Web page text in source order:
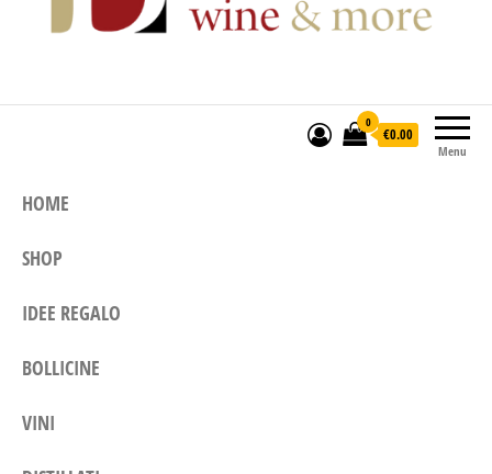
Menu
0
€0.00
HOME
SHOP
IDEE REGALO
BOLLICINE
VINI